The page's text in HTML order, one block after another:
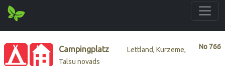
No 766
Campingplatz
Lettland, Kurzeme,
Talsu novads